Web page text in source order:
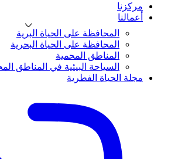
مركزنا
أعمالنا
المحافظة على الحياة البرية
المحافظة على الحياة البحرية
المناطق المحمية
السياحة البيئية في المناطق
مجلة الحياة الفطرية